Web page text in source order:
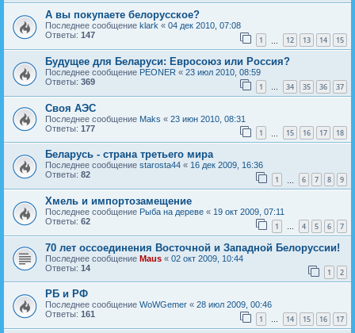
А вы покупаете белорусское?
Последнее сообщение klark « 04 дек 2010, 07:08
Ответы: 147 1 12 13 14 15
Будущее для Беларуси: Евросоюз или Россия?
Последнее сообщение PEONER « 23 июл 2010, 08:59
Ответы: 369 1 … 34 35 36 37
Своя АЭС
Последнее сообщение Maks « 23 июн 2010, 08:31
Ответы: 177 1 15 16 17 18
Беларусь - страна третьего мира
Последнее сообщение starosta44 « 16 дек 2009, 16:36
Ответы: 82 1 6 7 8 9
Хмель и импортозамещение
Последнее сообщение Рыба на дереве « 19 окт 2009, 07:11
Ответы: 62 1 … 4 5 6 7
70 лет оссоединения Восточной и Западной Белоруссии!
Последнее сообщение Maus « 02 окт 2009, 10:44
Ответы: 14 1 2
РБ и РФ
Последнее сообщение WoWGemer « 28 июл 2009, 00:46
Ответы: 161 1 … 14 15 16 17